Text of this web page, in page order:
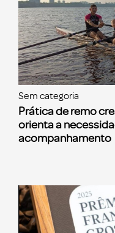
Sem categoria
Prática de remo
orienta a
acompanhamento